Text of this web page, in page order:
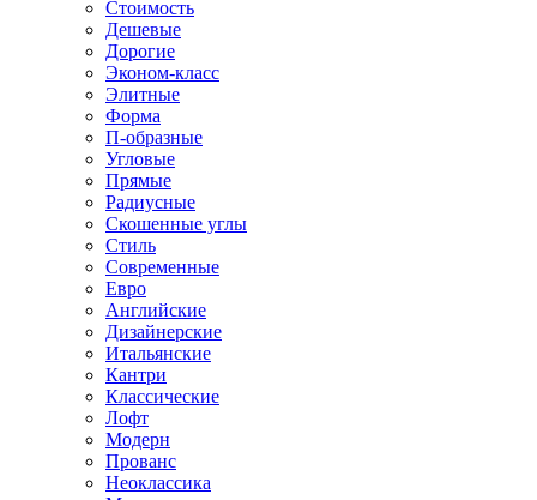
Стоимость
Дешевые
Дорогие
Эконом-класс
Элитные
Форма
П-образные
Угловые
Прямые
Радиусные
Скошенные углы
Стиль
Современные
Евро
Английские
Дизайнерские
Итальянские
Кантри
Классические
Лофт
Модерн
Прованс
Неоклассика